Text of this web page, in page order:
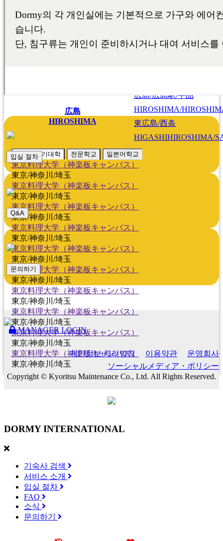
福岡/熊本/鹿児島/沖縄
福岡/博多/天神/伊都/大
広島
HIROSHIMA
広島/広島駅/宇品
HIROSHIMA/
東広島/西条
HIGASHIHIROSHIMA/
대학・단기대학 전문학교 일본어학교
東京料理大学（神楽板キャンパス）
東京/神奈川/埼玉
東京料理大学（神楽板キャンパス）
東京/神奈川/埼玉
東京料理大学（神楽板キャンパス）
東京/神奈川/埼玉
東京料理大学（神楽板キャンパス）
東京/神奈川/埼玉
東京料理大学（神楽板キャンパス）
東京/神奈川/埼玉
東京料理大学（神楽板キャンパス）
東京/神奈川/埼玉
東京料理大学（神楽板キャンパス）
東京/神奈川/埼玉
東京料理大学（神楽板キャンパス）
東京/神奈川/埼玉
東京料理大学（神楽板キャンパス）
東京/神奈川/埼玉
東京料理大学（神楽板キャンパス）
東京/神奈川/埼玉
입실 절차
Q&A
문의하기
MANAGER LOGIN
개인정보 처리방침 이용약관
운영회사
ソーシャルメディア・ポリシー
Copyright © Kyoritsu Maintenance Co., Ltd. All Rights Reserved.
DORMY INTERNATIONAL
기숙사 검색
서비스 소개
입실 절차
FAQ
소식
문의하기